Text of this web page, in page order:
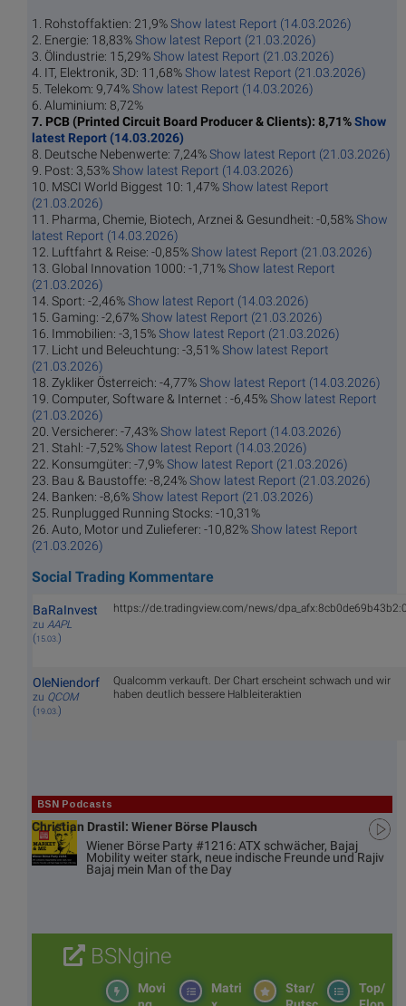
1. Rohstoffaktien: 21,9%Show latest Report (14.03.2026)
2. Energie: 18,83%Show latest Report (21.03.2026)
3. Ölindustrie: 15,29%Show latest Report (21.03.2026)
4. IT, Elektronik, 3D: 11,68%Show latest Report (21.03.2026)
5. Telekom: 9,74%Show latest Report (14.03.2026)
6. Aluminium: 8,72%
7. PCB (Printed Circuit Board Producer & Clients): 8,71%Show
latest Report (14.03.2026)
8. Deutsche Nebenwerte: 7,24%Show latest Report (21.03.2026)
9. Post: 3,53%Show latest Report (14.03.2026)
10. MSCI World Biggest 10: 1,47%Show latest Report
(21.03.2026)
11. Pharma, Chemie, Biotech, Arznei & Gesundheit: -0,58%Show
latest Report (14.03.2026)
12. Luftfahrt & Reise: -0,85%Show latest Report (21.03.2026)
13. Global Innovation 1000: -1,71%Show latest Report
(21.03.2026)
14. Sport: -2,46%Show latest Report (14.03.2026)
15. Gaming: -2,67%Show latest Report (21.03.2026)
16. Immobilien: -3,15%Show latest Report (21.03.2026)
17. Licht und Beleuchtung: -3,51%Show latest Report
(21.03.2026)
18. Zykliker Österreich: -4,77%Show latest Report (14.03.2026)
19. Computer, Software & Internet : -6,45%Show latest Report
(21.03.2026)
20. Versicherer: -7,43%Show latest Report (14.03.2026)
21. Stahl: -7,52%Show latest Report (14.03.2026)
22. Konsumgüter: -7,9%Show latest Report (21.03.2026)
23. Bau & Baustoffe: -8,24%Show latest Report (21.03.2026)
24. Banken: -8,6%Show latest Report (21.03.2026)
25. Runplugged Running Stocks: -10,31%
26. Auto, Motor und Zulieferer: -10,82%Show latest Report
(21.03.2026)
Social Trading Kommentare
BaRaInvest
zu AAPL
( 15.03.)
https://de.tradingview.com/news/
OleNiendorf
zu QCOM
( 19.03.)
Qualcomm verkauft. Der Chart erscheint schwach und wir
haben deutlich bessere Halbleiteraktien
BSN Podcasts
Christian Drastil: Wiener Börse Plausch
Wiener Börse Party #1216: ATX schwächer, Bajaj
Mobility weiter stark, neue indische Freunde und Rajiv
Bajaj mein Man of the Day
BSNgine
Top/
Star/
Matri
Movi